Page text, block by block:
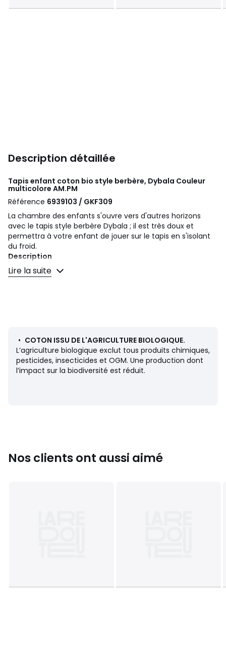
Description détaillée
Tapis enfant coton bio style berbère, Dybala Couleur
multicolore AM.PM
Référence 6939103 / GKF309
La chambre des enfants s'ouvre vers d'autres horizons
avec le tapis style berbère Dybala ; il est très doux et
permettra à votre enfant de jouer sur le tapis en s'isolant
du froid.
Description
• 100% coton
• Coton issu de l'agriculture biologique
• Taille 1 : 120 x 180 cm
• Taille 2 : 160 x 230 cm
Livraison
• Ce produit sera livré chez vous sur rendez-vous.
Lire la suite
• COTON ISSU DE L'AGRICULTURE BIOLOGIQUE.
L’agriculture biologique exclut tous produits chimiques,
pesticides, insecticides et OGM. Une production dont
l’impact sur la biodiversité est réduit.
Nos clients ont aussi aimé